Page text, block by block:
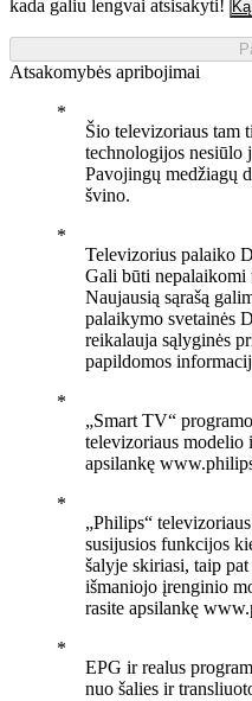
kada galiu lengvai atsisakyti!
Atsakomybės apribojimai
Šio televizoriaus tam
technologijos nesiūlo
Pavojingų medžiagų
švino.
Televizorius palaiko
Gali būti
Naujausią sąrašą
palaikymo svetainės
reikalauja sąlyginės
papildomos
„Smart TV“
televizoriaus modelio
apsilankę
„Philips“
susijusios funkcijos
šalyje skiriasi, taip
išmaniojo įrenginio
rasite apsilankę
EPG ir realus
nuo šalies ir